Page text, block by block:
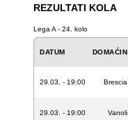
REZULTATI KOLA
Lega A - 24. kolo
DATUM DOMAĆIN
29.03. - 19:00 Brescia
29.03. - 19:00 Vanoli